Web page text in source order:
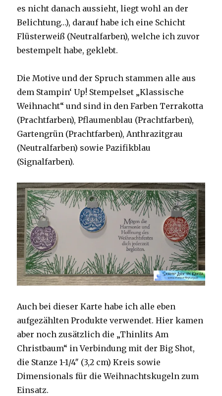
es nicht danach aussieht, liegt wohl an der
Belichtung…), darauf habe ich eine Schicht
Flüsterweiß (Neutralfarben), welche ich zuvor
bestempelt habe, geklebt.
Die Motive und der Spruch stammen alle aus
dem Stampin‘ Up! Stempelset „Klassische
Weihnacht“ und sind in den Farben Terrakotta
(Prachtfarben), Pflaumenblau (Prachtfarben),
Gartengrün (Prachtfarben), Anthrazitgrau
(Neutralfarben) sowie Pazifikblau
(Signalfarben).
Auch bei dieser Karte habe ich alle eben
aufgezählten Produkte verwendet. Hier kamen
aber noch zusätzlich die „Thinlits Am
Christbaum“ in Verbindung mit der Big Shot,
die Stanze 1-1/4″ (3,2 cm) Kreis sowie
Dimensionals für die Weihnachtskugeln zum
Einsatz.